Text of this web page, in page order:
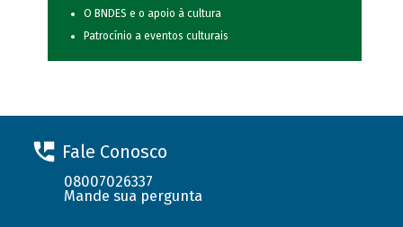
O BNDES e o apoio à cultura
Patrocínio a eventos culturais
Fale Conosco
08007026337
Mande sua pergunta